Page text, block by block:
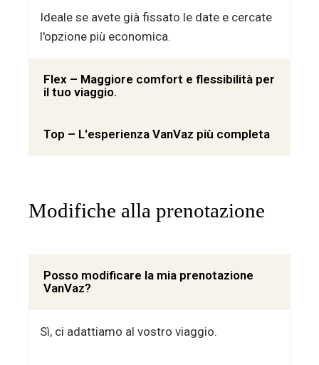
Ideale se avete già fissato le date e cercate
l'opzione più economica.
Flex – Maggiore comfort e flessibilità per
il tuo viaggio.
Top – L'esperienza VanVaz più completa
Modifiche alla prenotazione
Posso modificare la mia prenotazione
VanVaz?
Sì, ci adattiamo al vostro viaggio.